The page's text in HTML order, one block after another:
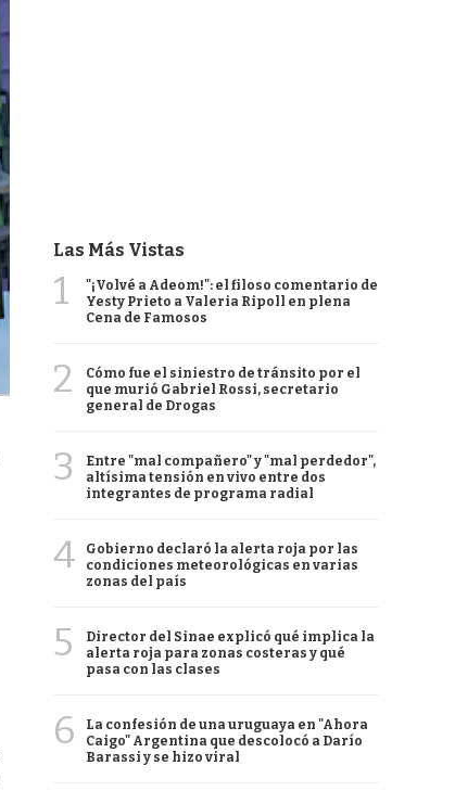
Las Más Vistas
1
"¡Volvé a Adeom!": el filoso comentario de
Yesty Prieto a Valeria Ripoll en plena
Cena de Famosos
2
Cómo fue el siniestro de tránsito por el
que murió Gabriel Rossi, secretario
general de Drogas
3
Entre "mal compañero" y "mal perdedor",
altísima tensión en vivo entre dos
integrantes de programa radial
4
Gobierno declaró la alerta roja por las
condiciones meteorológicas en varias
zonas del país
5
Director del Sinae explicó qué implica la
alerta roja para zonas costeras y qué
pasa con las clases
6
La confesión de una uruguaya en "Ahora
Caigo" Argentina que descolocó a Darío
Barassi y se hizo viral